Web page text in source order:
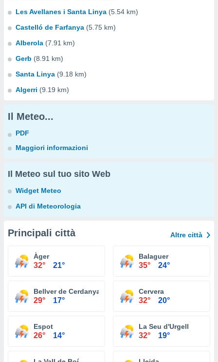
Les Avellanes i Santa Linya (5.54 km)
Castelló de Farfanya (5.75 km)
Alberola (7.91 km)
Gerb (8.91 km)
Santa Linya (9.18 km)
Algerri (9.19 km)
Il Meteo...
PDF
Maggiori informazioni
Il Meteo sul tuo sito Web
Widget Meteo
API di Meteorologia
Principali città Altre città
Àger
32° 21°
Balaguer
35° 24°
Bellver de Cerdanya
29° 17°
Cervera
32° 20°
Espot
26° 14°
La Seu d'Urgell
32° 19°